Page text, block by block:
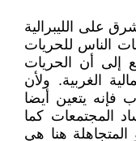
على الليبرالية
الناس للحريات
إلى أن الحريات
الغربية. ولأن
فإنه يتعين أيضا
المجتمعات كما
هنا هي